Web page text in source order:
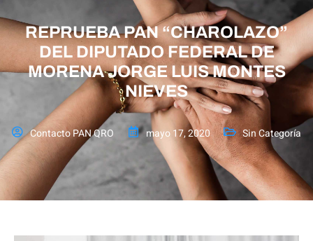
REPRUEBA PAN “CHAROLAZO”
DEL DIPUTADO FEDERAL DE
MORENA JORGE LUIS MONTES
NIEVES
Contacto PAN QRO mayo 17, 2020 Sin Categoría